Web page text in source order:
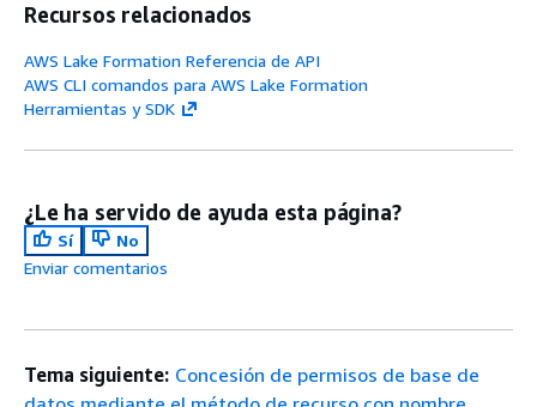
Recursos relacionados
AWS Lake Formation Referencia de API
AWS CLI comandos para AWS Lake Formation
Herramientas y SDK
¿Le ha servido de ayuda esta página?
Sí
No
Enviar comentarios
Tema siguiente: Concesión de permisos de base de